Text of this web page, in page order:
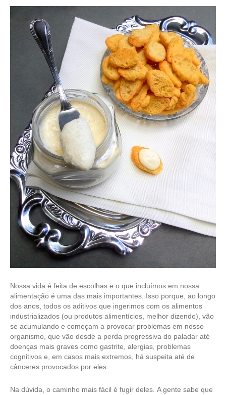
Nossa vida é feita de escolhas e o que incluímos em nossa
alimentação é uma das mais importantes. Isso porque, ao longo
dos anos, todos os aditivos que ingerimos com os alimentos
industrializados (ou produtos alimentícios, melhor dizendo), vão
se acumulando e começam a provocar problemas em nosso
organismo, que vão desde a perda progressiva do paladar até
doenças mais graves como gastrite, alergias, problemas
cognitivos e, em casos mais extremos, há suspeita até de
cânceres provocados por eles.
Na dúvida, o caminho mais fácil é fugir deles. A gente sabe que